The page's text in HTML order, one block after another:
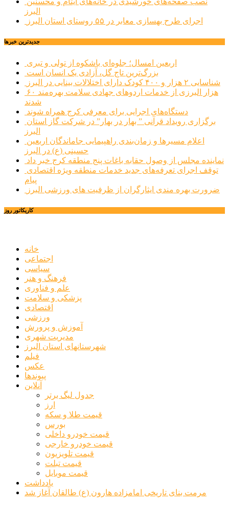
البرز
اجرای طرح بهسازی معابر در ۵۵ روستای استان البرز
جديدترين خبرها
اربعین امسال؛ جلوه‌ای باشکوه از تولی و تبری
بزرگ‌ترین تاج گل، آزادی یک انسان است
شناسایی ۲ هزار و ۴۰۰ کودک دارای اختلالات بینایی در البرز
۶۰ هزار البرزی از خدمات اردوهای جهادی سلامت بهره‌مند
شدند
دستگاه‌های اجرایی برای معرفی کرج همراه شوند
البرز
حسینی (ع) در البرز
نماینده مجلس از وصول حقابه باغات پنج منطقه کرج خبر داد
پیام
ضرورت بهره مندی ایثارگران از ظرفیت های ورزشی البرز
کاریکاتور روز
خانه
اجتماعی
سیاسی
فرهنگ و هنر
علم و فناوری
پزشکی و سلامت
اقتصادی
ورزشی
آموزش و پرورش
مدیریت شهری
شهرستانهای استان البرز
فیلم
عکس
پیوندها
آنلاین
جدول لیگ برتر
ارز
قیمت طلا و سکه
بورس
قیمت خودرو داخلی
قیمت خودرو خارجی
قیمت تلویزیون
قیمت تبلت
قیمت موبایل
یادداشت
مرمت بنای تاریخی امامزاده هارون (ع) طالقان آغاز شد